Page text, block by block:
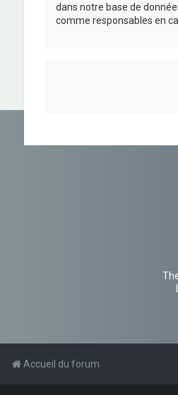
dans notre base de
comme responsables en
Accueil du forum